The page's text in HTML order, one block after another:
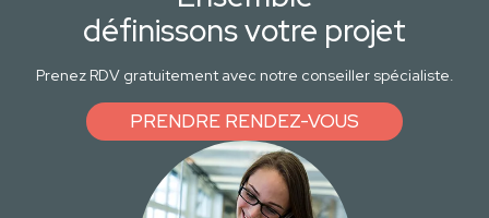
définissons votre projet
Prenez RDV gratuitement avec notre conseiller spécialiste.
PRENDRE RENDEZ-VOUS